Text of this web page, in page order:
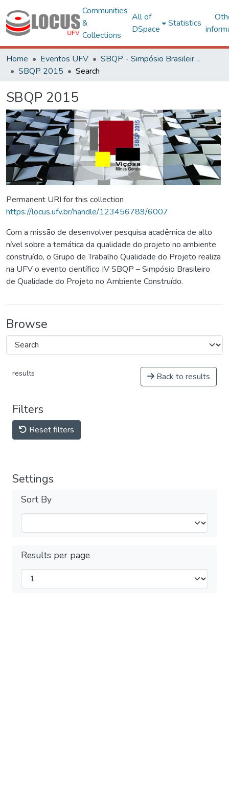
Communities
&
Collections
All of
DSpace
Statistics
Home Eventos UFV
SBQP - Simpósio Brasileiro de Qualidade do Projeto no Ambiente Construído
SBQP 2015
Search
SBQP 2015
Permanent URI for this collection
https://locus.ufv.br/handle/123456789/6007
Com a missão de desenvolver pesquisa acadêmica de alto
nível sobre a temática da qualidade do projeto no ambiente
construído, o Grupo de Trabalho Qualidade do Projeto realiza
na UFV o evento científico IV SBQP – Simpósio Brasileiro
de Qualidade do Projeto no Ambiente Construído.
Browse
results Back to results
Filters
Reset filters
Settings
Sort By
Results per page